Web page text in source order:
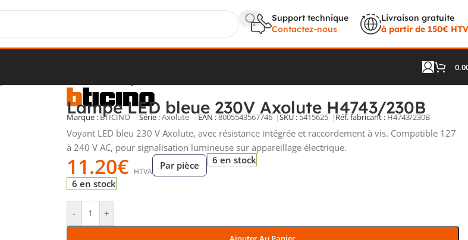
Support technique
Contactez-nous
Livraison gratuite
à partir de 150€
Lampe LED bleue 230V Axolute H4743/230B
Marque :BTICINO Série :Axolute EAN :8005543567746 SKU :5415625 Réf. fabricant :H4743/230B
Voyant LED bleu 230 V Axolute, avec résistance intégrée et raccordement à vis. Compatible 127
à 240 V AC, pour signalisation lumineuse sur appareillage électrique.
11.20€ HTVA
Par pièce
6 en stock
6 en stock
- +